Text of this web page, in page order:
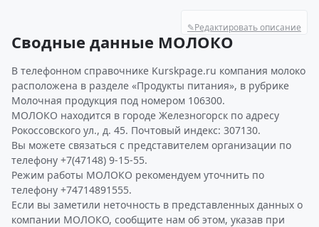
✎Редактировать описание
Сводные данные МОЛОКО
В телефонном справочнике Kurskpage.ru компания молоко
расположена в разделе «Продукты питания», в рубрике
Молочная продукция под номером 106300.
МОЛОКО находится в городе Железногорск по адресу
Рокоссовского ул., д. 45. Почтовый индекс: 307130.
Вы можете связаться с представителем организации по
телефону +7(47148) 9-15-55.
Режим работы МОЛОКО рекомендуем уточнить по
телефону +74714891555.
Если вы заметили неточность в представленных данных о
компании МОЛОКО, сообщите нам об этом, указав при